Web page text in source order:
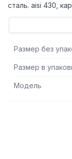
сталь. aisi 430,
Размер без
Размер в
Модель